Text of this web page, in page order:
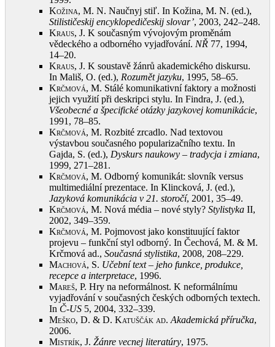
Kožina, M. N. Naučnyj stiľ. In Kožina, M. N. (ed.),
Stilističeskij encyklopedičeskij slovar’, 2003, 242–248.
Kraus, J. K současným vývojovým proměnám
vědeckého a odborného vyjadřování. NŘ 77, 1994,
14–20.
Kraus, J. K soustavě žánrů akademického diskursu.
In Mališ, O. (ed.), Rozumět jazyku, 1995, 58–65.
Krčmová, M. Stálé komunikativní faktory a možnosti
jejich využití při deskripci stylu. In Findra, J. (ed.),
Všeobecné a špecifické otázky jazykovej komunikácie,
1991, 78–85.
Krčmová, M. Rozbité zrcadlo. Nad textovou
výstavbou současného popularizačního textu. In
Gajda, S. (ed.), Dyskurs naukowy – tradycja i zmiana,
1999, 271–281 .
Krčmová, M. Odborný komunikát: slovník versus
multimediální prezentace. In Klincková, J. (ed.),
Jazyková komunikácia v 21. storočí, 2001, 35–49.
Krčmová, M. Nová média ‒ nové styly? Stylistyka II,
2002, 349–359.
Krčmová, M. Pojmovost jako konstituující faktor
projevu – funkční styl odborný. In Čechová, M. & M.
Krčmová ad., Současná stylistika, 2008, 208–229.
Machová, S. Učební text – jeho funkce, produkce,
recepce a interpretace, 1996.
Mareš, P. Hry na neformálnost. K neformálnímu
vyjadřování v současných českých odborných textech.
In Č-US 5, 2004, 332–339.
Meško, D. & D. Katuščák ad. Akademická příručka,
2006.
Mistrík, J. Žánre vecnej literatúry, 1975.